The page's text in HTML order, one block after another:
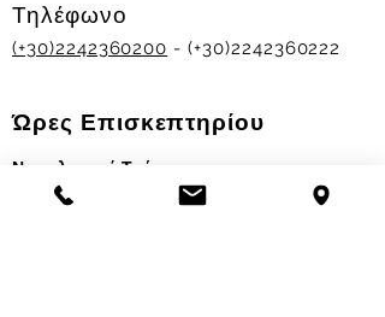
Τηλέφωνο
(+30)2242360200 - (+30)2242360222
Ώρες Επισκεπτηρίου
Νοσηλευτικά Τμήματα
Χειμερινό ωράριο: 11.00-13.00
17.30-19.30